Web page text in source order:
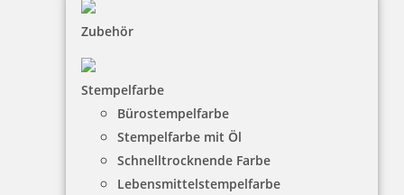
Zubehör
Stempelfarbe
Bürostempelfarbe
Stempelfarbe mit Öl
Schnelltrocknende Farbe
Lebensmittelstempelfarbe
Jetzt gestalten